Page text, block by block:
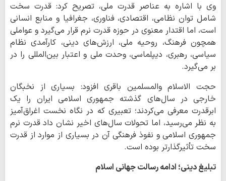
وی با اشاره به عناصر قدرت ملی، تصریح کرد: قدرت سخت
شامل توان نظامی، اقتصادی، فناوری، جغرافیا و منابع انسانی
است، اما اقتدار معنوی در حوزه قدرت نرم قرار می‌گیرد و عواملی
همچون فرهنگ، روحیه ملی، ارزش‌های دینی، کارآمدی نظام
سیاسی، رهبری، دیپلماسی، وحدت ملی و اعتبار بین‌المللی را در
بر می‌گیرد.
حجت الاسلام والمسلمین باقری افزود: بسیاری از نخبگان
خارجی در سال‌های گذشته جمهوری اسلامی ایران را یک
ابرقدرت معرفی می‌کردند؛ تعبیری که در نگاه نخست اغراق‌آمیز
به نظر می‌رسید، اما تحولات سال‌های اخیر نشان داد قدرت نرم
جمهوری اسلامی و نفوذ فرهنگی آن در بسیاری از موارد از قدرت
سخت تأثیرگذارتر بوده است.
تبلیغ دینی؛ ادامه رسالت جهانی اسلام